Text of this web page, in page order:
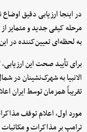
در اینجا ارزیابی دقیق
مرحله کیفی جدید و متمایز
به لحظه‌ای تعیین‌کننده در
برای تأیید صحت این
الانبیا به شهرک‌نشینان در
تقریباً همزمان توسط ایران
مورد اول، اعلام توقف
ترامپ بر مذاکرات و